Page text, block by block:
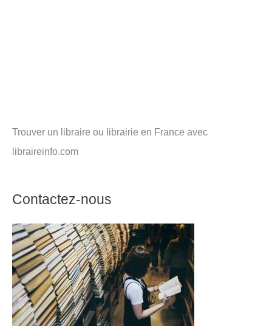
Trouver un libraire ou librairie en France avec
libraireinfo.com
Contactez-nous